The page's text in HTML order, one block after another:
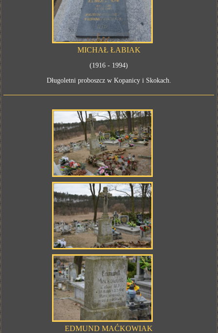
MICHAŁ ŁABIAK
(1916 - 1994)
Długoletni proboszcz w Kopanicy i Skokach.
EDMUND MAĆKOWIAK